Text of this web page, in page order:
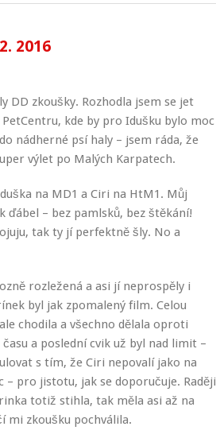
2016
DD zkoušky. Rozhodla jsem se jet
kde by pro Idušku bylo moc
nádherné psí haly – jsem ráda, že
výlet po Malých Karpatech.
na MD1 a Ciri na HtM1. Můj
ďábel – bez pamlsků, bez štěkání!
tak ty jí perfektně šly. No a
rozležená a asi jí neprospěly i
byl jak zpomalený film. Celou
chodila a všechno dělala oproti
a poslední cvik už byl nad limit –
s tím, že Ciri nepovalí jako na
pro jistotu, jak se doporučuje. Raději
totiž stihla, tak měla asi až na
mi zkoušku pochválila.